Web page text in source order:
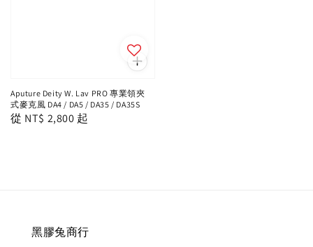
Aputure Deity W. Lav PRO 專業領夾
式麥克風 DA4 / DA5 / DA35 / DA35S
Regular
從 NT$ 2,800 起
黑膠兔商行